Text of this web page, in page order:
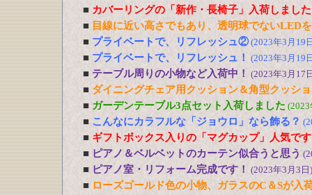
■ カバーリングの「新作・長椅子」入荷しまし
■ 目線に近い高さでもあり、透明球でないLED
■ プライベートで、リフレッシュ②(2023年3月19
■ プライベートで、リフレッシュ！ (2023年3月19
■ テーブル周りの小物など入荷中！ (2023年3月17
■ ダイニングチェア用クッション＆角型クッシ
■ ガーデンテーブル3点セット入荷しました
■ こんなにカラフルな「ジョウロ」なら飾る？
■ ギフトボックス入りの「マグカップ」人気で
■ ピアノ＆ベルベットのカーテン似合うと思う
■ ピアノ室・リフォーム完成です！ (2023年3月3日)
■ ローズゴールド色の小物、ガラスのC＆Sが入